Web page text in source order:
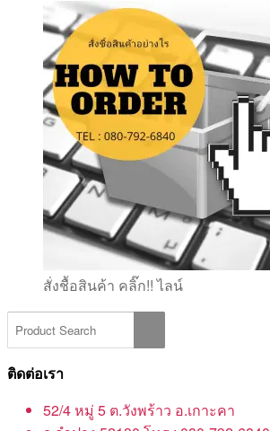
สั่งชื้อสินค้า คลิ๊ก!! ไลน์
ติดต่อเรา
52/4 หมู่ 5 ต.วังพร้าว อ.เกาะคา